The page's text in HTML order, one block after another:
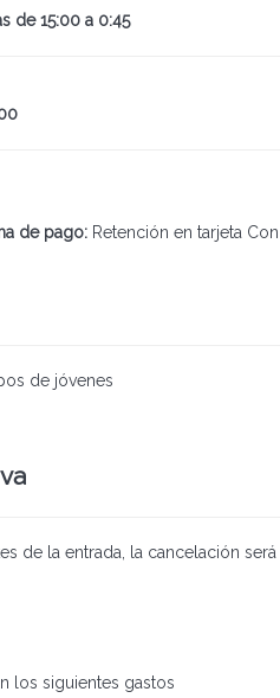
de 15:00 a 0:45
de pago: Retención en tarjeta Con
de jóvenes
de la entrada, la cancelación será
los siguientes gastos